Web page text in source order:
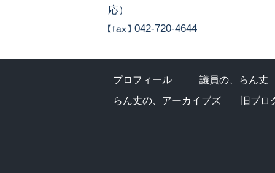
応）
042-720-4644
プロフィール
議員の、らん丈
らん丈の、アーカイブズ
旧ブロ